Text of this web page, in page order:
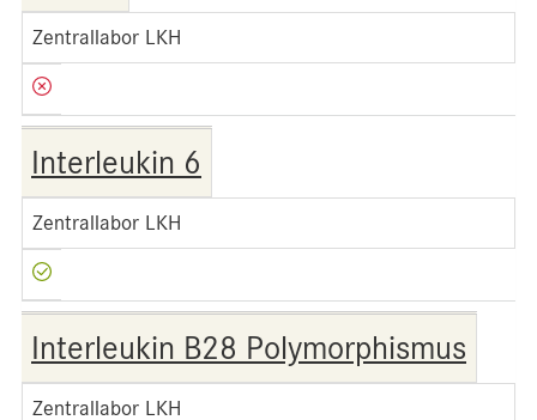
Zentrallabor LKH
Interleukin 6
Zentrallabor LKH
Interleukin B28 Polymorphismus
Zentrallabor LKH